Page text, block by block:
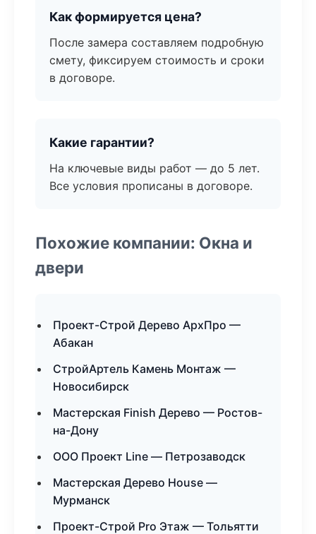
Как формируется цена?
После замера составляем подробную
смету, фиксируем стоимость и сроки
в договоре.
Какие гарантии?
На ключевые виды работ — до 5 лет.
Все условия прописаны в договоре.
Похожие компании: Окна и
двери
Проект-Строй Дерево АрхПро —
Абакан
СтройАртель Камень Монтаж —
Новосибирск
Мастерская Finish Дерево — Ростов-
на-Дону
ООО Проект Line — Петрозаводск
Мастерская Дерево House —
Мурманск
Проект-Строй Pro Этаж — Тольятти